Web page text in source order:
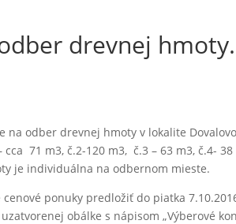
drevnej hmoty.
na odber drevnej hmoty v lokalite
71 m3, č.2-120 m3, č.3 – 63 m3, č.4-
je individuálna na odbernom mieste.
ponuky predložiť do piatka
obálke s nápisom „Výberové